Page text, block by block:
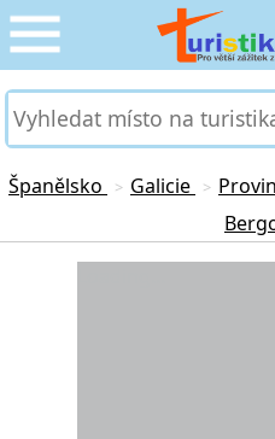
CESTOVÁNÍ
SLUŽBY & DOPRAVA
Španělsko > Galicie >